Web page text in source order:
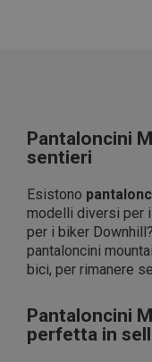
Pantaloncini
sentieri
Esistono
modelli diversi per i
per i biker
pantaloncini
bici, per rimanere
Pantaloncini
perfetta in